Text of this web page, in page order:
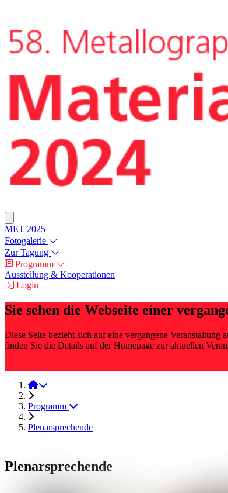
MET 2025
Fotogalerie
Zur Tagung
Programm
Ausstellung & Kooperationen
Login
Sie sehen die Webseite einer
Diese Seite bezieht sich auf eine vergangene
finden Sie die Details auf der Homepage zur aktuellen
Materialographie 2024
Programm
Plenarsprechende
Plenarsprechende